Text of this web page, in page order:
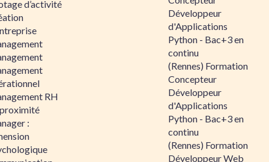
d’activité
RH
:
Développeur
d'Applications
Python - Bac+3 en
continu
(Rennes) Formation
Concepteur
Développeur
d'Applications
Python - Bac+3 en
continu
(Rennes) Formation
Développeur Web